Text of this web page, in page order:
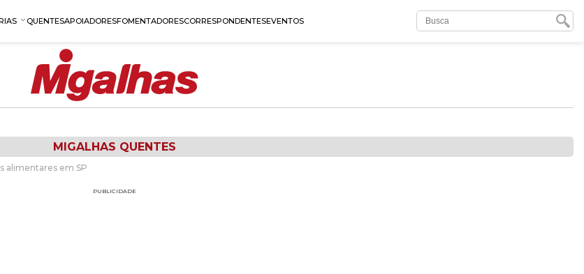
QUENTESAPOIADORESFOMENTADORESCORRESPONDENTESEVENTOS
MIGALHAS QUENTES
alimentares em SP
PUBLICIDADE